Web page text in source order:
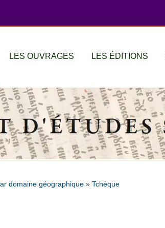
LES OUVRAGES LES ÉDITIONS
domaine géographique » Tchèque